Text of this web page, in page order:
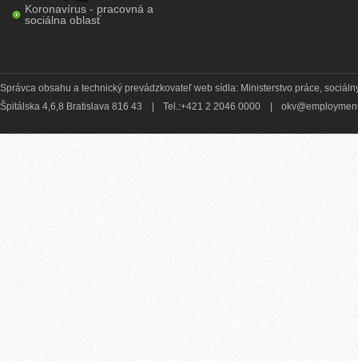
Koronavírus - pracovná a
sociálna oblasť
Správca obsahu a technický prevádzkovateľ web sídla: Ministerstvo práce,
Špitálska 4,6,8 Bratislava 816 43
Tel.:+421 2 2046 0000